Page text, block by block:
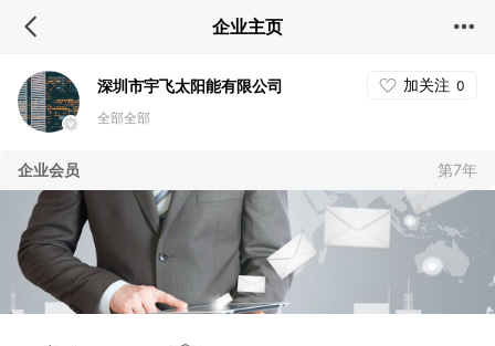
企业主页
深圳市宇飞太阳能有限公司 加关注 0
全部全部
企业会员 第7年